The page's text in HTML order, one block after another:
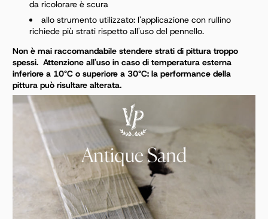
da ricolorare è scura
allo strumento utilizzato: l'applicazione con rullino
richiede più strati rispetto all'uso del pennello.
Non è mai raccomandabile stendere strati di pittura troppo
spessi. Attenzione all'uso in caso di temperatura esterna
inferiore a 10°C o superiore a 30°C: la performance della
pittura può risultare alterata.